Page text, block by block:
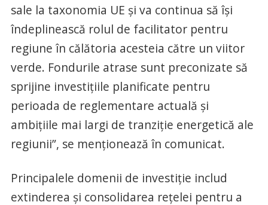
sale la taxonomia UE şi va continua să îşi
îndeplinească rolul de facilitator pentru
regiune în călătoria acesteia către un viitor
verde. Fondurile atrase sunt preconizate să
sprijine investiţiile planificate pentru
perioada de reglementare actuală şi
ambiţiile mai largi de tranziţie energetică ale
regiunii”, se menţionează în comunicat.
Principalele domenii de investiţie includ
extinderea şi consolidarea reţelei pentru a